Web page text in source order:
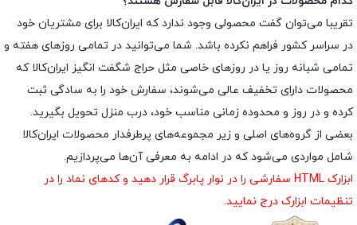
تقریبا می‌توان گفت محصولی وجود ندارد که ایران‌کالا برای مشتریان خود
در سراسر کشور فراهم نکرده باشد. شما می‌توانید در تمامی روزهای هفته و
تمامی شبانه روز یا در روزهای خاصی مثل حراج شگفت انگیز ایران‌کالا که
محصولات دارای تخفیف عالی می‌شوند، سفارش خود را به سادگی ثبت
کرده و در روز و محدوده زمانی مناسب خود، درب منزل تحویل بگیرید.
بعضی از گروه‌های اصلی و زیر مجموعه‌های پرطرفدار محصولات ایران‌کالا
شامل مواردی می‌شود که در ادامه به معرفی آن‌ها می‌پردازیم.
ابزارک HTML سفارشی را در نوار پابرگ قرار دهید و کدهای نماد را در
تنظیمات ابزارک درج نمایید.